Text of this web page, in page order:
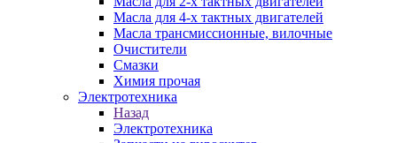
Масла для 4-х тактных двигателей
Масла трансмиссионные, вилочные
Очистители
Смазки
Химия прочая
Электротехника
Назад
Электротехника